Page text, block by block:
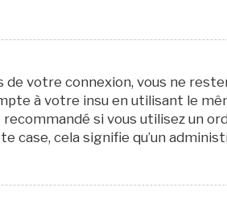
de votre connexion, vous ne
à votre insu en utilisant le
recommandé si vous utilisez un
case, cela signifie qu’un